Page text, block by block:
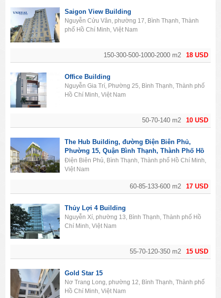
18 USD
150-300-500-1000-2000 m2
Saigon View Building
Nguyễn Cửu Vân, phường 17, Bình Thạnh, Thành
phố Hồ Chí Minh, Việt Nam
10 USD
50-70-140 m2
Office Building
Nguyễn Gia Trí, Phường 25, Bình Thạnh, Thành phố
Hồ Chí Minh, Việt Nam
17 USD
60-85-133-600 m2
The Hub Building, đường Điện Biên Phủ,
Phường 15, Quận Bình Thạnh, Thành Phố Hồ
Chí Minh
Điện Biên Phủ, Bình Thạnh, Thành phố Hồ Chí Minh,
Việt Nam
15 USD
55-70-120-350 m2
Thủy Lợi 4 Building
Nguyễn Xí, phường 13, Bình Thạnh, Thành phố Hồ
Chí Minh, Việt Nam
Gold Star 15
Nơ Trang Long, phường 12, Bình Thạnh, Thành phố
Hồ Chí Minh, Việt Nam